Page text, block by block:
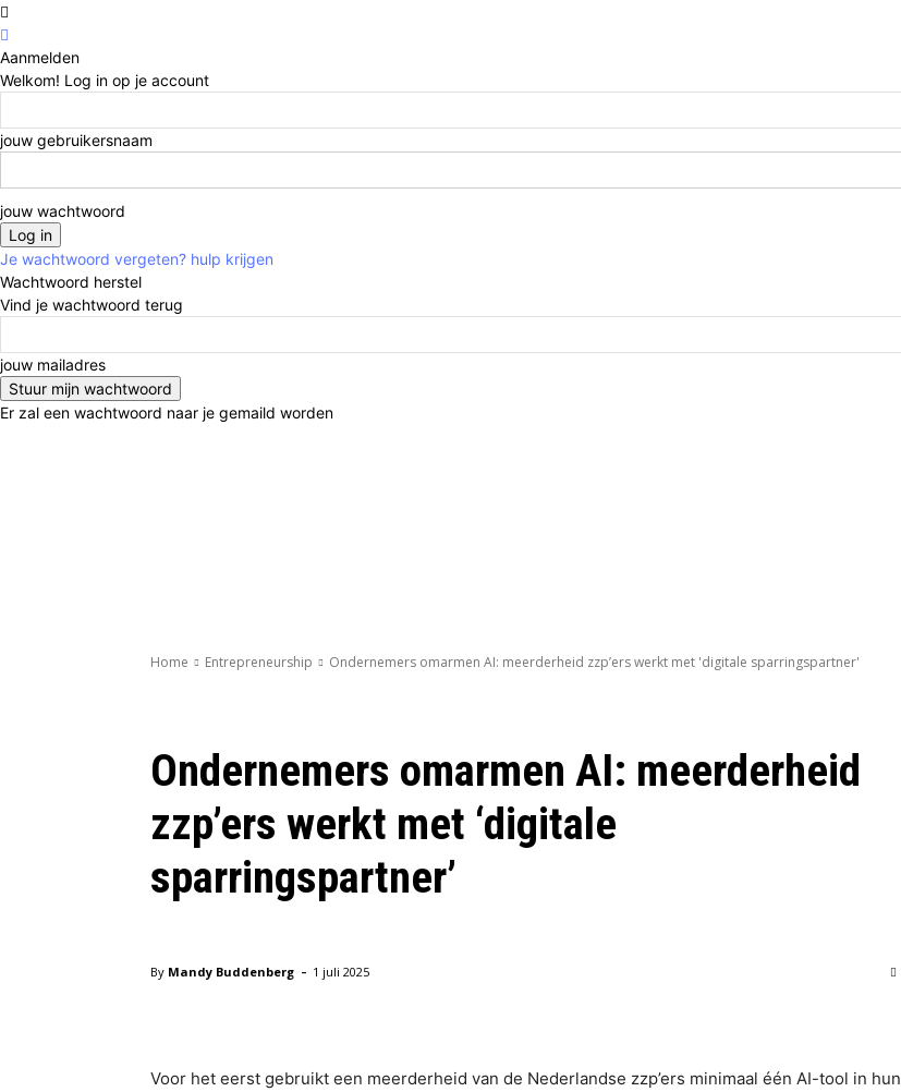
Aanmelden
Welkom! Log in op je account
jouw gebruikersnaam
jouw wachtwoord
Je wachtwoord vergeten? hulp krijgen
Wachtwoord herstel
Vind je wachtwoord terug
jouw mailadres
Er zal een wachtwoord naar je gemaild worden
Home Entrepreneurship Ondernemers omarmen AI: meerderheid zzp’ers werkt met 'digitale sparringspartner'
Ondernemers omarmen AI: meerderheid
zzp’ers werkt met ‘digitale
sparringspartner’
By Mandy Buddenberg - 1 juli 2025
Voor het eerst gebruikt een meerderheid van de Nederlandse zzp’ers minimaal één AI-tool in hun